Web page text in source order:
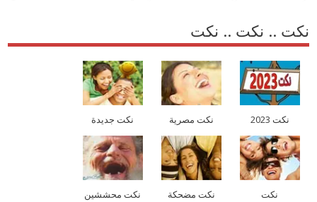
نكت .. نكت .. نكت
نكت 2023 نكت مصرية نكت جديدة
نكت نكت مضحكة نكت محششين